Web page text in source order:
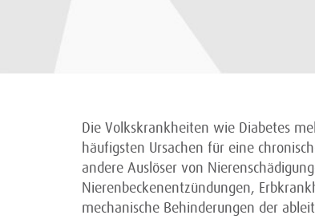
Die Volkskrankheiten wie Diabetes
häufigsten Ursachen für eine
andere Auslöser von
Nierenbeckenentzündungen,
mechanische Behinderungen der